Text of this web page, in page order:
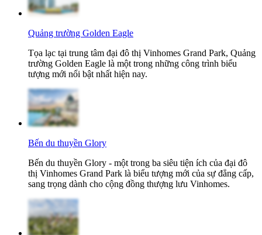
Quảng trường Golden Eagle
Tọa lạc tại trung tâm đại đô thị Vinhomes Grand Park, Quảng
trường Golden Eagle là một trong những công trình biểu
tượng mới nổi bật nhất hiện nay.
Bến du thuyền Glory
Bến du thuyền Glory - một trong ba siêu tiện ích của đại đô
thị Vinhomes Grand Park là biểu tượng mới của sự đẳng cấp,
sang trọng dành cho cộng đồng thượng lưu Vinhomes.